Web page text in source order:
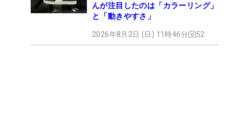
んが注目したのは「カラーリング」
と「動きやすさ」
2026年8月2日 (日) 11時46分 52